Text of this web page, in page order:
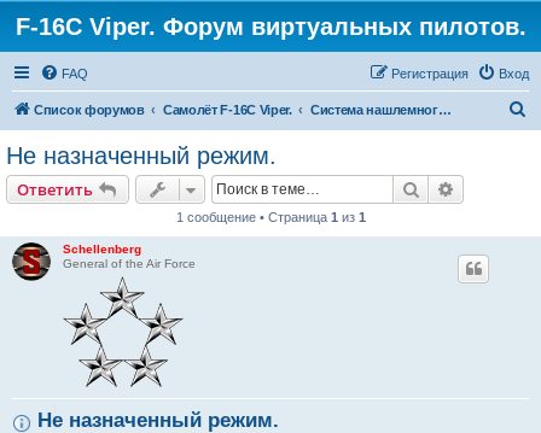
F-16C Viper. Форум виртуальных пилотов.
FAQ Вход
Регистрация
Список форумов Самолёт F-16C Viper. Система нашлемного указателя.
Не назначенный режим.
Ответить Поиск
1 сообщение • Страница 1 из 1
Schellenberg
General of the Air Force
Не назначенный режим.